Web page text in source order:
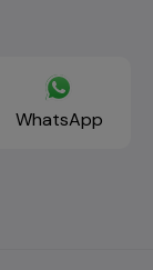
WhatsApp